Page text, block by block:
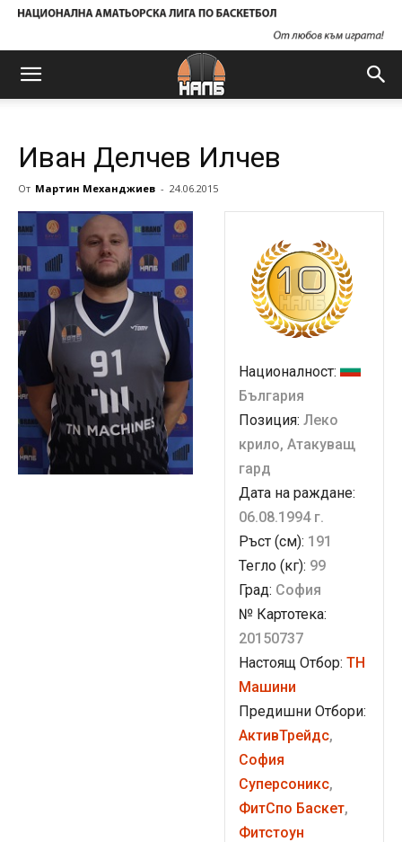
Иван Делчев Илчев
От Мартин Механджиев - 24.06.2015
Националност:
България
Позиция: Леко
крило, Атакуващ
гард
Дата на раждане:
06.08.1994 г.
Ръст (см): 191
Тегло (кг): 99
Град: София
№ Картотека:
20150737
Настоящ Отбор: ТН
Машини
Предишни Отбори:
АктивТрейдс,
София
Суперсоникс,
ФитСпо Баскет,
Фитстоун